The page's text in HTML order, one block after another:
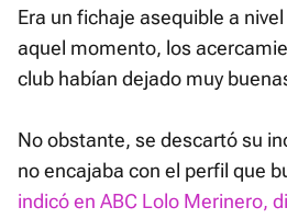
Era un fichaje asequible a
aquel momento, los
club habían dejado muy
No obstante, se descartó su
no encajaba con el perfil que
indicó en ABC Lolo Merinero,